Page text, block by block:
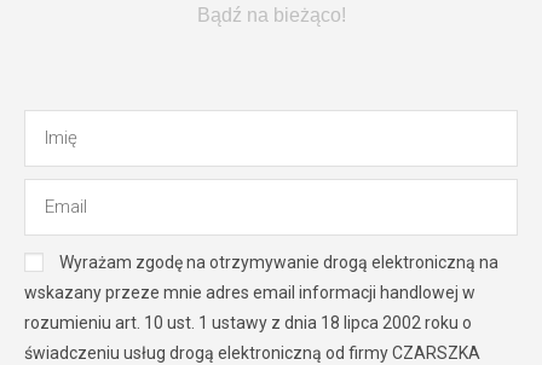
Bądź na bieżąco!
Wyrażam zgodę na otrzymywanie drogą elektroniczną na
wskazany przeze mnie adres email informacji handlowej w
rozumieniu art. 10 ust. 1 ustawy z dnia 18 lipca 2002 roku o
świadczeniu usług drogą elektroniczną od firmy CZARSZKA